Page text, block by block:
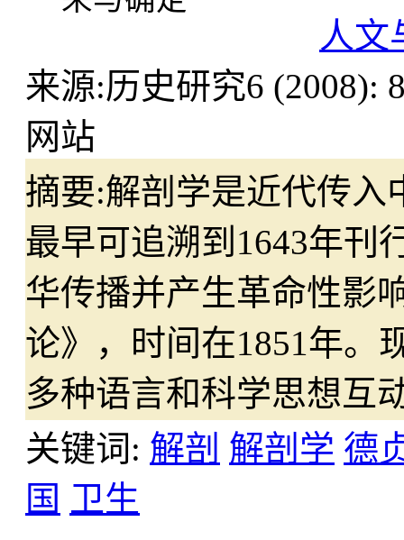
人文
来源:历史研究6 (2008):
网站
摘要:解剖学是近代传入
最早可追溯到1643年刊
华传播并产生革命性影
论》，时间在1851年。
多种语言和科学思想互
关键词: 解剖 解剖学 德
国 卫生